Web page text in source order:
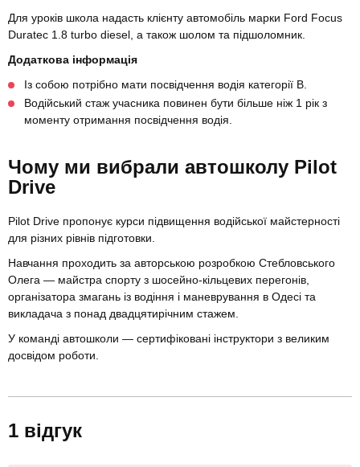
Для уроків школа надасть клієнту автомобіль марки Ford Focus
Duratec 1.8 turbo diesel, а також шолом та підшоломник.
Додаткова інформація
Із собою потрібно мати посвідчення водія категорії В.
Водійський стаж учасника повинен бути більше ніж 1 рік з
моменту отримання посвідчення водія.
Чому ми вибрали автошколу Pilot
Drive
Pilot Drive пропонує курси підвищення водійської майстерності
для різних рівнів підготовки.
Навчання проходить за авторською розробкою Стебловського
Олега — майстра спорту з шосейно-кільцевих перегонів,
організатора змагань із водіння і маневрування в Одесі та
викладача з понад двадцятирічним стажем.
У команді автошколи — сертифіковані інструктори з великим
досвідом роботи.
1 відгук